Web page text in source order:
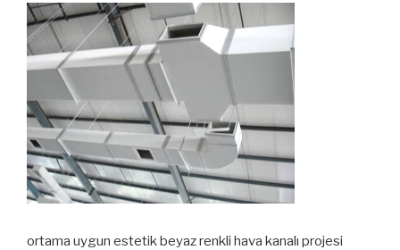
ortama uygun estetik beyaz renkli hava kanalı projesi